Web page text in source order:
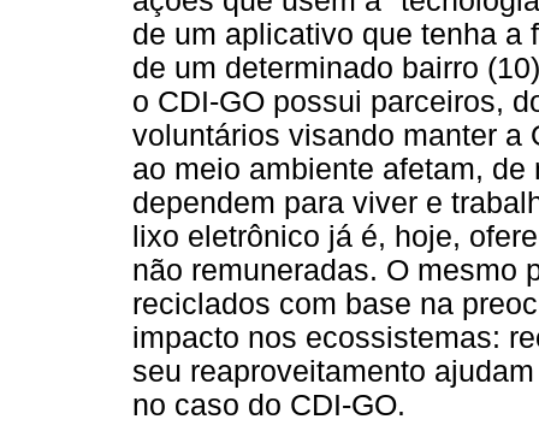
de um aplicativo que tenha a
de um determinado bairro
o CDI-GO possui parceiros,
voluntários visando manter a
ao meio ambiente afetam,
dependem para viver e
lixo eletrônico já é, hoje,
não remuneradas. O mesmo
reciclados com base na
impacto nos ecossistemas:
seu reaproveitamento
no caso do CDI-GO.